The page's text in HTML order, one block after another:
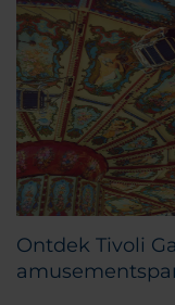
Ontdek Tivoli